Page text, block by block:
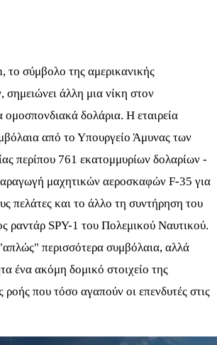
σύμβολο της αμερικανικής
σημειώνει άλλη μια νίκη στον
ομοσπονδιακά δολάρια. Η εταιρεία
από το Υπουργείο Άμυνας των
περίπου 761 εκατομμυρίων δολαρίων -
μαχητικών αεροσκαφών F-35 για
πελάτες και το άλλο τη συντήρηση του
ραντάρ SPY-1 του Πολεμικού Ναυτικού.
περισσότερα συμβόλαια, αλλά
ένα ακόμη δομικό στοιχείο της
ροής που τόσο αγαπούν οι επενδυτές στις